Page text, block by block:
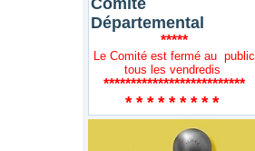
Comité
Départemental
*****
Le Comité est fermé au public
tous les vendredis
**************************
* * * * * * * * *